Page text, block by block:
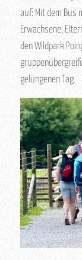
auf: Mit dem Bus
Erwachsene,
den Wildpark
gelungenen Tag.